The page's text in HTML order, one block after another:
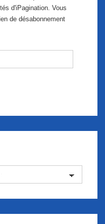
d'iPagination. Vous
de désabonnement